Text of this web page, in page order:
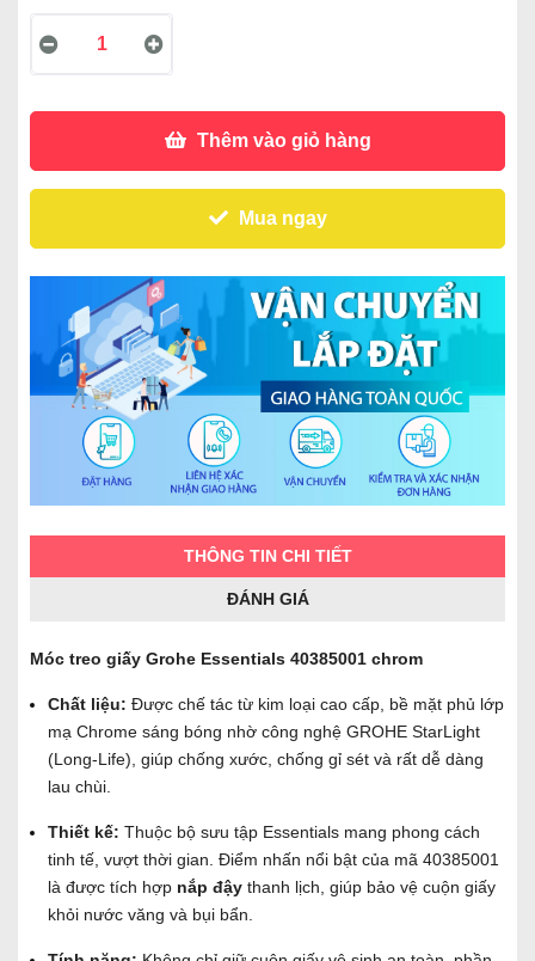
Thêm vào giỏ hàng
Mua ngay
THÔNG TIN CHI TIẾT
ĐÁNH GIÁ
Móc treo giấy Grohe Essentials 40385001 chrom
Chất liệu: Được chế tác từ kim loại cao cấp, bề mặt phủ lớp
mạ Chrome sáng bóng nhờ công nghệ GROHE StarLight
(Long-Life), giúp chống xước, chống gỉ sét và rất dễ dàng
lau chùi.
Thiết kế: Thuộc bộ sưu tập Essentials mang phong cách
tinh tế, vượt thời gian. Điểm nhấn nổi bật của mã 40385001
là được tích hợp nắp đậy thanh lịch, giúp bảo vệ cuộn giấy
khỏi nước văng và bụi bẩn.